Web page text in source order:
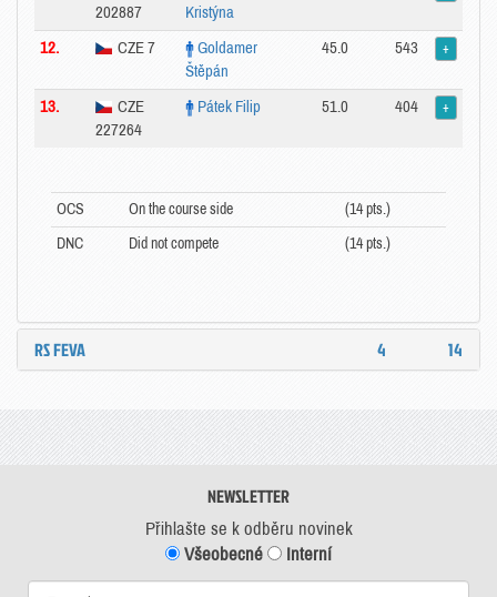
202887
Kristýna
12. CZE 7
Goldamer
Štěpán
45.0 543 +
13.
CZE
227264
Pátek Filip 51.0 404 +
OCS On the course side (14 pts.)
DNC Did not compete (14 pts.)
RS FEVA 4 14
NEWSLETTER
Přihlašte se k odběru novinek
Všeobecné
Interní